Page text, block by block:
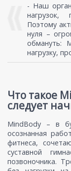
- Наш
нагрузок,
Поэтому
нуля –
обмануть:
нагрузку,
Что такое
следует
MindBody – в
осознанная
фитнеса,
суставной
позвоночника.